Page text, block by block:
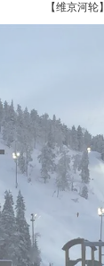
【维京河轮】